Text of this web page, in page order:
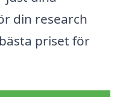
din research
priset för